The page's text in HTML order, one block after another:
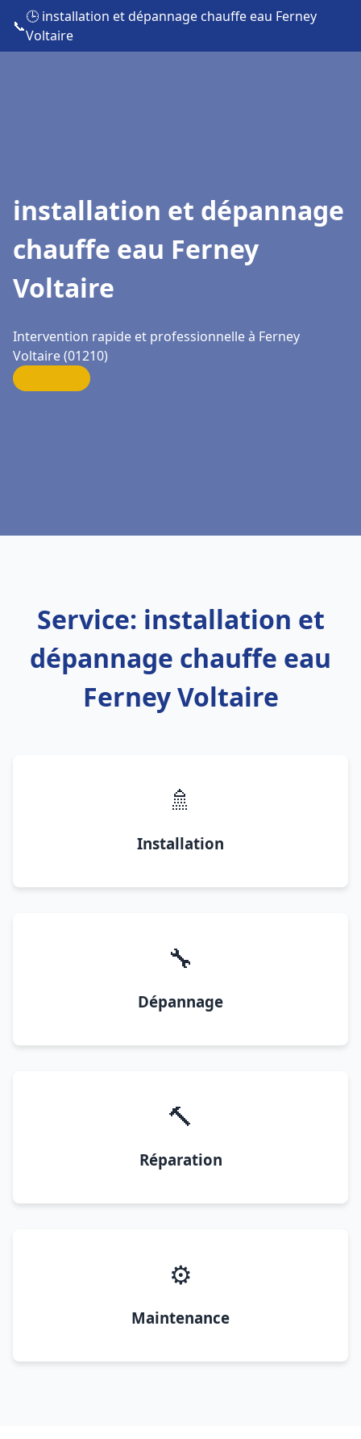
📞
🕒 installation et dépannage chauffe eau Ferney
Voltaire
installation et dépannage
chauffe eau Ferney
Voltaire
Intervention rapide et professionnelle à Ferney
Voltaire (01210)
Service: installation et
dépannage chauffe eau
Ferney Voltaire
🚿
Installation
🔧
Dépannage
🔨
Réparation
⚙️
Maintenance